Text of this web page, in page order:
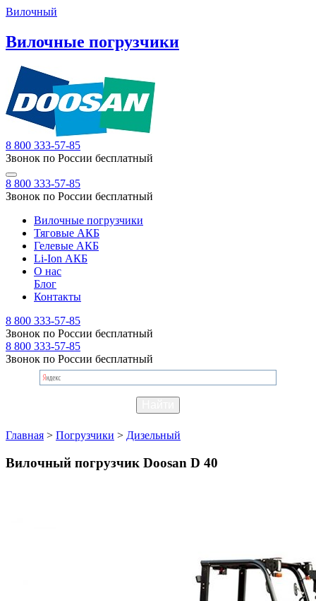
Вилочный
Вилочные погрузчики
8 800 333-57-85
Звонок по России бесплатный
8 800 333-57-85
Звонок по России бесплатный
Вилочные погрузчики
Тяговые АКБ
Гелевые АКБ
Li-Ion АКБ
О нас
Блог
Контакты
8 800 333-57-85
Звонок по России бесплатный
8 800 333-57-85
Звонок по России бесплатный
Главная > Погрузчики > Дизельный
Вилочный погрузчик Doosan D 40